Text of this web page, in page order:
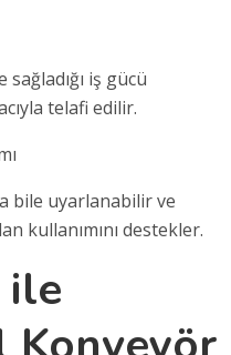
iş gücü
telafi edilir.
bile uyarlanabilir ve
kullanımını destekler.
ile